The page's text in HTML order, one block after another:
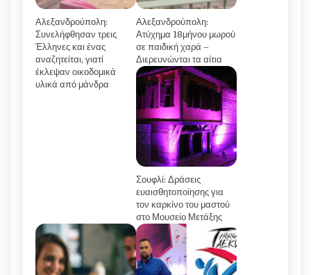
Αλεξανδρούπολη:
Συνελήφθησαν τρεις
Έλληνες και ένας
αναζητείται, γιατί
έκλεψαν οικοδομικά
υλικά από μάνδρα
Αλεξανδρούπολη:
Ατύχημα 18μήνου μωρού
σε παιδική χαρά –
Διερευνώνται τα αίτια
Σουφλί: Δράσεις
ευαισθητοποίησης για
τον καρκίνο του μαστού
στο Μουσείο Μετάξης